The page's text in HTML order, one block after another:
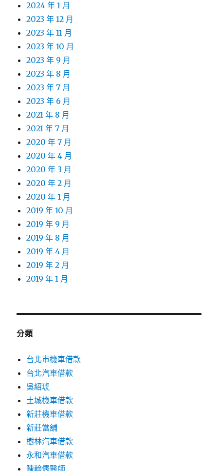
2024 年 1 月
2023 年 12 月
2023 年 11 月
2023 年 10 月
2023 年 9 月
2023 年 8 月
2023 年 7 月
2023 年 6 月
2021 年 8 月
2021 年 7 月
2020 年 7 月
2020 年 4 月
2020 年 3 月
2020 年 2 月
2020 年 1 月
2019 年 10 月
2019 年 9 月
2019 年 8 月
2019 年 4 月
2019 年 2 月
2019 年 1 月
分類
台北市機車借款
台北汽車借款
吳紹琥
土城機車借款
新莊機車借款
新莊當舖
樹林汽車借款
永和汽車借款
陳翰儒醫師